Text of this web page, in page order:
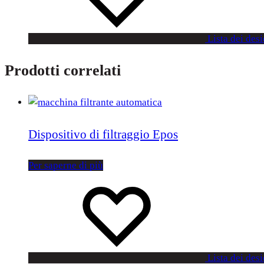
Lista dei
Prodotti correlati
Dispositivo di filtraggio Epos
Per saperne di più
Lista dei